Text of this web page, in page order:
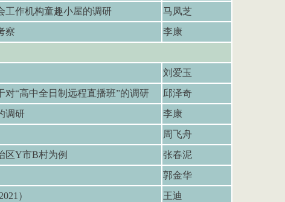
作机构童趣小屋的调研
马凤芝
察
李康
刘爱玉
对“高中全日制远程直播班”的调研
邱泽奇
调研
李康
周飞舟
区Y市B村为例
张春泥
郭金华
）
王迪